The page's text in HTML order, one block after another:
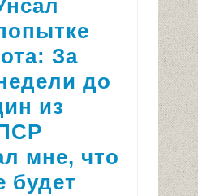
За
до
из
мне, что
будет